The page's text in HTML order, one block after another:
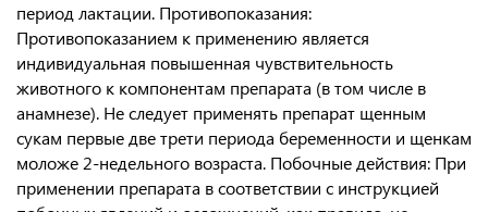
период лактации. Противопоказания:
Противопоказанием к применению является
индивидуальная повышенная чувствительность
животного к компонентам препарата (в том числе в
анамнезе). Не следует применять препарат щенным
сукам первые две трети периода беременности и щенкам
моложе 2-недельного возраста. Побочные действия: При
применении препарата в соответствии с инструкцией